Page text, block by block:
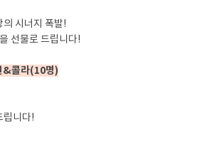
의 시너지 폭발!
선물로 드립니다!
&콜라(10명)
립니다!